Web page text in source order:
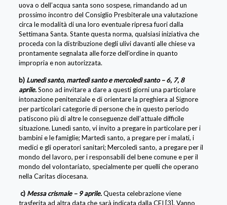
uova o dell’acqua santa sono sospese, rimandando ad un
prossimo incontro del Consiglio Presbiterale una valutazione
circa le modalità di una loro eventuale ripresa fuori dalla
Settimana Santa. Stante questa norma, qualsiasi iniziativa che
proceda con la distribuzione degli ulivi davanti alle chiese va
prontamente segnalata alle forze dell’ordine in quanto
impropria e non autorizzata.
b) Lunedì santo, martedì santo e mercoledì santo – 6, 7, 8
aprile.Sono ad invitare a dare a questi giorni una particolare
intonazione penitenziale e di orientare la preghiera al Signore
per particolari categorie di persone che in questo periodo
patiscono più di altre le conseguenze dell’attuale difficile
situazione. Lunedì santo, vi invito a pregare in particolare per i
bambini e le famiglie; Martedì santo, a pregare per i malati, i
medici e gli operatori sanitari; Mercoledì santo, a pregare per il
mondo del lavoro, per i responsabili del bene comune e per il
mondo del volontariato, specialmente per quelli che operano
nella Caritas diocesana.
c) Messa crismale – 9 aprile.Questa celebrazione viene
trasferita ad altra data che sarà indicata dalla CEI [3]. Vanno